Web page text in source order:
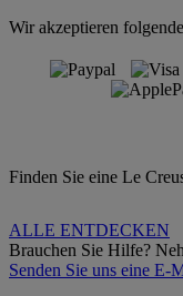
Wir akzeptieren
Finden Sie eine Le
ALLE ENTDECKEN
Brauchen Sie Hilfe?
Senden Sie uns eine E-